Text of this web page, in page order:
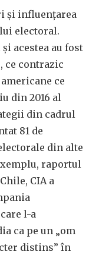
și influențarea
electoral.
acestea au fost
ce contrazic
ce
din 2016 al
din cadrul
81 de
din alte
raportul
CIA a
l-⁠a
ca pe un „om
distins” în